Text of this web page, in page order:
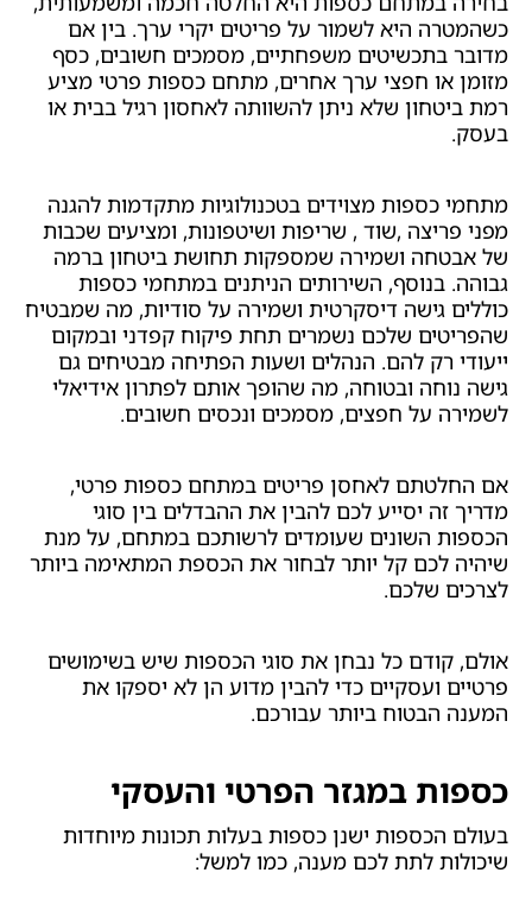
כשהמטרה היא לשמור על פריטים יקרי ערך. בין אם
מדובר בתכשיטים משפחתיים, מסמכים חשובים, כסף
מזומן או חפצי ערך אחרים, מתחם כספות פרטי מציע
רמת ביטחון שלא ניתן להשוותה לאחסון רגיל בבית או
בעסק.
מתחמי כספות מצוידים בטכנולוגיות מתקדמות להגנה
מפני פריצה ,שוד , שריפות ושיטפונות, ומציעים שכבות
של אבטחה ושמירה שמספקות תחושת ביטחון ברמה
גבוהה. בנוסף, השירותים הניתנים במתחמי כספות
כוללים גישה דיסקרטית ושמירה על סודיות, מה שמבטיח
שהפריטים שלכם נשמרים תחת פיקוח קפדני ובמקום
ייעודי רק להם. הנהלים ושעות הפתיחה מבטיחים גם
גישה נוחה ובטוחה, מה שהופך אותם לפתרון אידיאלי
לשמירה על חפצים, מסמכים ונכסים חשובים.
אם החלטתם לאחסן פריטים במתחם כספות פרטי,
מדריך זה יסייע לכם להבין את ההבדלים בין סוגי
הכספות השונים שעומדים לרשותכם במתחם, על מנת
שיהיה לכם קל יותר לבחור את הכספת המתאימה ביותר
לצרכים שלכם.
אולם, קודם כל נבחן את סוגי הכספות שיש בשימושים
פרטיים ועסקיים כדי להבין מדוע הן לא יספקו את
המענה הבטוח ביותר עבורכם.
כספות במגזר הפרטי והעסקי
בעולם הכספות ישנן כספות בעלות תכונות מיוחדות
שיכולות לתת לכם מענה, כמו למשל: